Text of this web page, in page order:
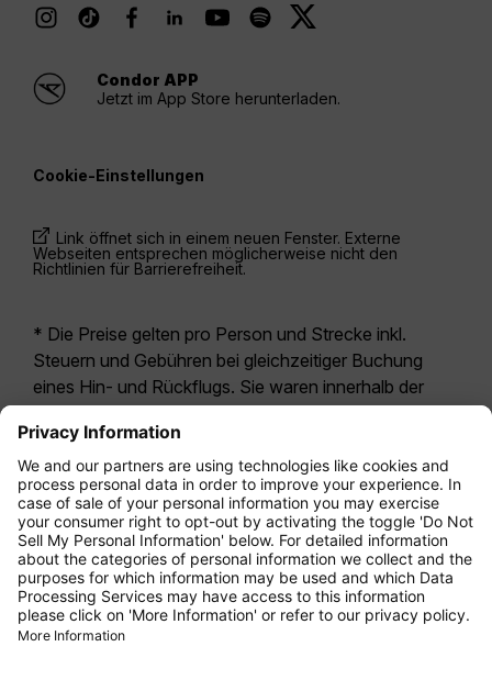
Condor APP
Jetzt im App Store herunterladen.
Cookie-Einstellungen
Link öffnet sich in einem neuen Fenster. Externe
Webseiten entsprechen möglicherweise nicht den
Richtlinien für Barrierefreiheit.
* Die Preise gelten pro Person und Strecke inkl.
Steuern und Gebühren bei gleichzeitiger Buchung
eines Hin- und Rückflugs. Sie waren innerhalb der
letzten 24 Stunden verfügbar und sind
möglicherweise nicht mehr aktuell. Bei den für die
Economy Class angegebenen Tarifen handelt es
sich i.d.R. um Economy Zero, unsere restriktivste
Tarifoption. Es können hierfür zusätzliche Gebühren
fürAufgabegepäck oder für andere optionale
Leistungen anfallen. Es gelten dieAllgemeinen
Geschäftsbedingungen .